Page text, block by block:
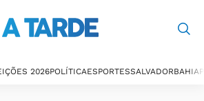
2026POLÍTICAESPORTESSALVADORBAHIA